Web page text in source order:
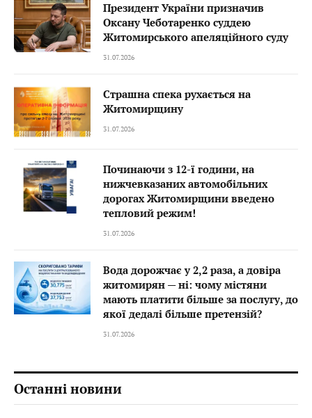
Президент України призначив
Оксану Чеботаренко суддею
Житомирського апеляційного суду
31.07.2026
Страшна спека рухається на
Житомирщину
31.07.2026
Починаючи з 12-ї години, на
нижчевказаних автомобільних
дорогах Житомирщини введено
тепловий режим!
31.07.2026
Вода дорожчає у 2,2 раза, а довіра
житомирян — ні: чому містяни
мають платити більше за послугу, до
якої дедалі більше претензій?
31.07.2026
Останні новини